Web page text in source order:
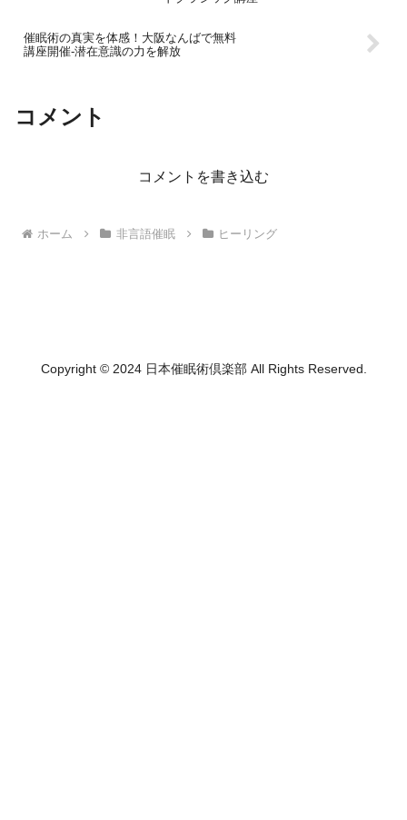
催眠術の真実を体感！大阪なんばで無料
講座開催-潜在意識の力を解放
コメント
コメントを書き込む
ホーム 非言語催眠 ヒーリング
Copyright © 2024 日本催眠術倶楽部 All Rights Reserved.